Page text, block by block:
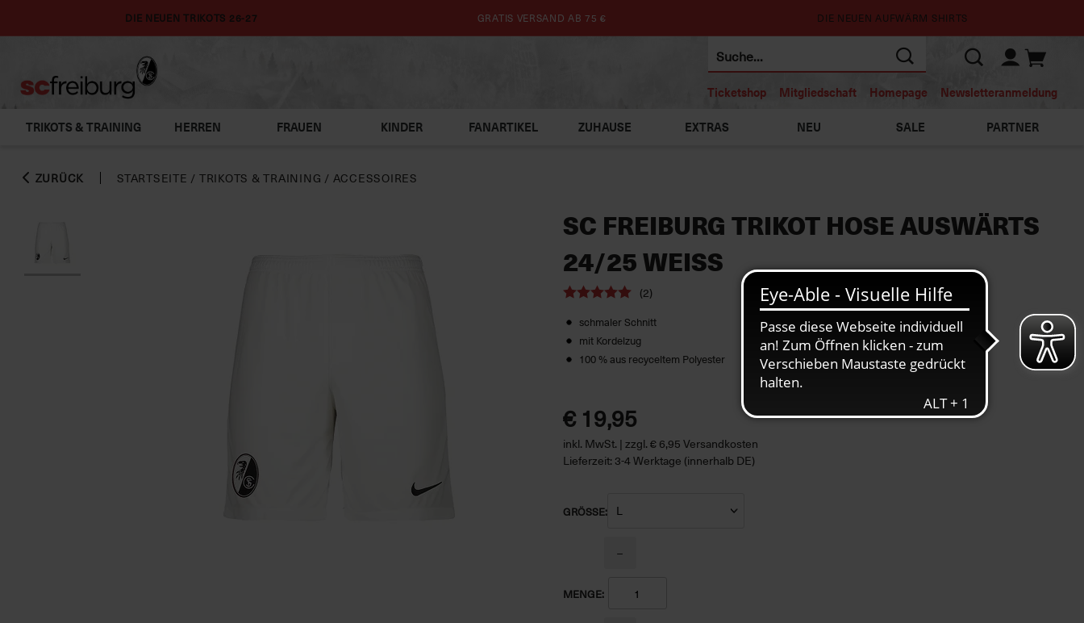
DIE NEUEN TRIKOTS 26-27 GRATIS VERSAND AB 75 € DIE NEUEN AUFWÄRM SHIRTS
Ticketshop Mitgliedschaft Homepage Newsletteranmeldung
TRIKOTS & TRAINING HERREN FRAUEN KINDER FANARTIKEL ZUHAUSE EXTRAS NEU SALE PARTNER
ZURÜCK STARTSEITE / TRIKOTS & TRAINING / ACCESSOIRES
SC FREIBURG TRIKOT HOSE AUSWÄRTS
24/25 WEISS
(2)
schmaler Schnitt
mit Kordelzug
100 % aus recyceltem Polyester
€ 19,95
inkl. MwSt. | zzgl. € 6,95 Versandkosten
Lieferzeit: 3-4 Werktage (innerhalb DE)
GRÖSSE:
MENGE:
−